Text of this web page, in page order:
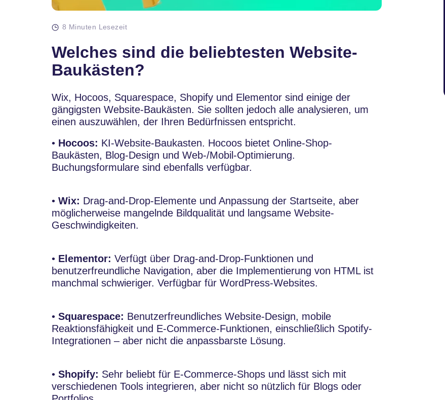
8 Minuten Lesezeit
Welches sind die beliebtesten Website-
Baukästen?
Wix, Hocoos, Squarespace, Shopify und Elementor sind einige der
gängigsten Website-Baukästen. Sie sollten jedoch alle analysieren, um
einen auszuwählen, der Ihren Bedürfnissen entspricht.
• Hocoos: KI-Website-Baukasten. Hocoos bietet Online-Shop-
Baukästen, Blog-Design und Web-/Mobil-Optimierung.
Buchungsformulare sind ebenfalls verfügbar.
• Wix: Drag-and-Drop-Elemente und Anpassung der Startseite, aber
möglicherweise mangelnde Bildqualität und langsame Website-
Geschwindigkeiten.
• Elementor: Verfügt über Drag-and-Drop-Funktionen und
benutzerfreundliche Navigation, aber die Implementierung von HTML ist
manchmal schwieriger. Verfügbar für WordPress-Websites.
• Squarespace: Benutzerfreundliches Website-Design, mobile
Reaktionsfähigkeit und E-Commerce-Funktionen, einschließlich Spotify-
Integrationen – aber nicht die anpassbarste Lösung.
• Shopify: Sehr beliebt für E-Commerce-Shops und lässt sich mit
verschiedenen Tools integrieren, aber nicht so nützlich für Blogs oder